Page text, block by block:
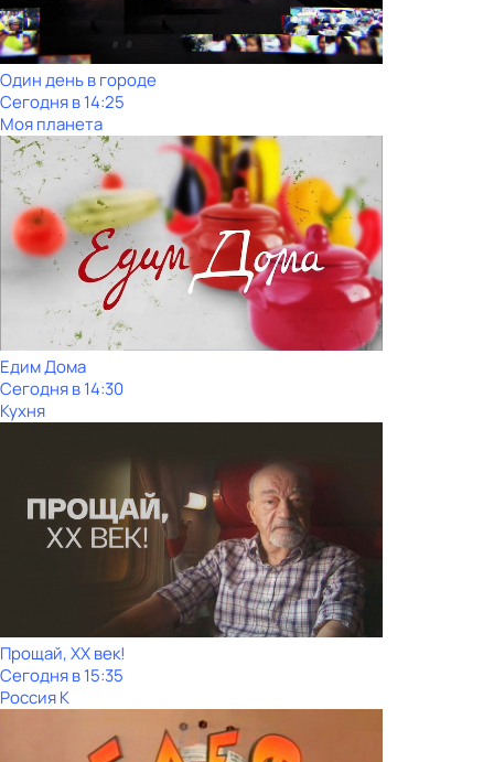
Один день в городе
Сегодня в 14:25
Моя планета
Едим Дома
Сегодня в 14:30
Кухня
Прощай, ХХ век!
Сегодня в 15:35
Россия К